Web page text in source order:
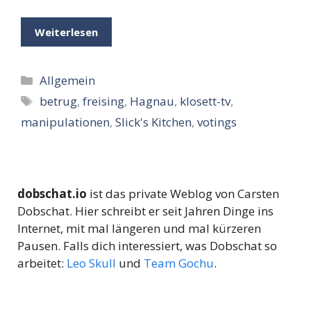
Weiterlesen
Kategorien
Allgemein
Schlagwörter
betrug,freising, Hagnau, klosett-tv,
manipulationen, Slick's Kitchen, votings
dobschat.io ist das private Weblog von Carsten
Dobschat. Hier schreibt er seit Jahren Dinge ins
Internet, mit mal längeren und mal kürzeren
Pausen. Falls dich interessiert, was Dobschat so
arbeitet: Leo Skull und Team Gochu.